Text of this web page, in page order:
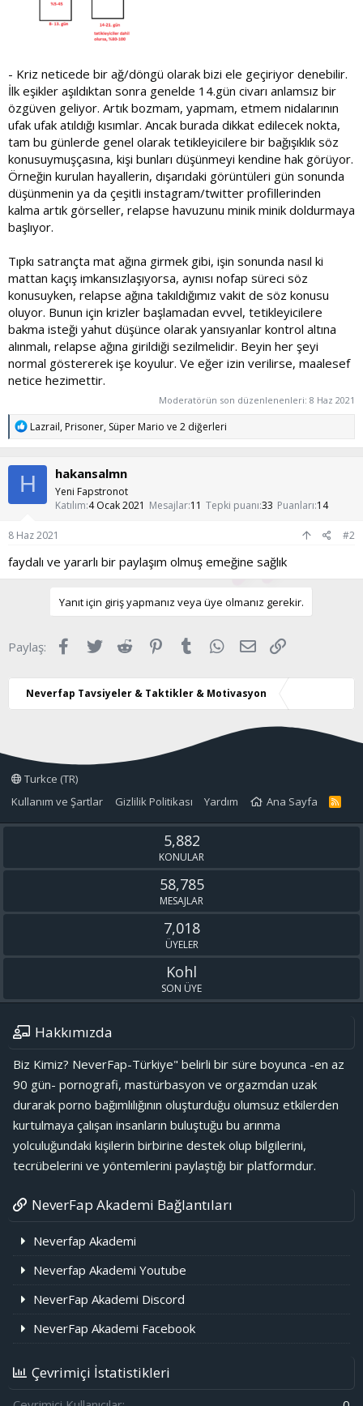
- Kriz neticede bir ağ/döngü olarak bizi ele geçiriyor denebilir.
İlk eşikler aşıldıktan sonra genelde 14.gün civarı anlamsız bir
özgüven geliyor. Artık bozmam, yapmam, etmem nidalarının
ufak ufak atıldığı kısımlar. Ancak burada dikkat edilecek nokta,
tam bu günlerde genel olarak tetikleyicilere bir bağışıklık söz
konusuymuşçasına, kişi bunları düşünmeyi kendine hak görüyor.
Örneğin kurulan hayallerin, dışarıdaki görüntüleri gün sonunda
düşünmenin ya da çeşitli instagram/twitter profillerinden
kalma artık görseller, relapse havuzunu minik minik doldurmaya
başlıyor.
Tıpkı satrançta mat ağına girmek gibi, işin sonunda nasıl ki
mattan kaçış imkansızlaşıyorsa, aynısı nofap süreci söz
konusuyken, relapse ağına takıldığımız vakit de söz konusu
oluyor. Bunun için krizler başlamadan evvel, tetikleyicilere
bakma isteği yahut düşünce olarak yansıyanlar kontrol altına
alınmalı, relapse ağına girildiği sezilmelidir. Beyin her şeyi
normal göstererek işe koyulur. Ve eğer izin verilirse, maalesef
netice hezimettir.
Moderatörün son düzenlenenleri: 8 Haz 2021
T
p
k
l
e
Lazrail,Prisoner, Süper Mario ve 2 diğerleri
H hakansalmn
Yeni Fapstronot
Katılım 4 Ocak 2021 Mesajlar 11 Tepki puanı 33 Puanları 14
8 Haz 2021 #2
faydalı ve yararlı bir paylaşım olmuş emeğine sağlık
Yanıt için giriş yapmanız veya üye olmanız gerekir.
Paylaş: Facebook
Twitter Reddit Pinterest
Tumblr WhatsApp
E-posta
Neverfap Tavsiyeler & Taktikler & Motivasyon
Turkce (TR)
Kullanım ve Şartlar
Gizlilik Politikası Yardım Ana Sayfa
R
S
5,882
KONULAR
58,785
MESAJLAR
7,018
ÜYELER
Kohl
SON ÜYE
Hakkımızda
Biz Kimiz? NeverFap-Türkiye" belirli bir süre boyunca -en az
90 gün- pornografi, mastürbasyon ve orgazmdan uzak
durarak porno bağımlılığının oluşturduğu olumsuz etkilerden
kurtulmaya çalışan insanların buluştuğu bu arınma
yolculuğundaki kişilerin birbirine destek olup bilgilerini,
tecrübelerini ve yöntemlerini paylaştığı bir platformdur.
NeverFap Akademi Bağlantıları
Neverfap Akademi
Neverfap Akademi Youtube
NeverFap Akademi Discord
NeverFap Akademi Facebook
Çevrimiçi İstatistikleri